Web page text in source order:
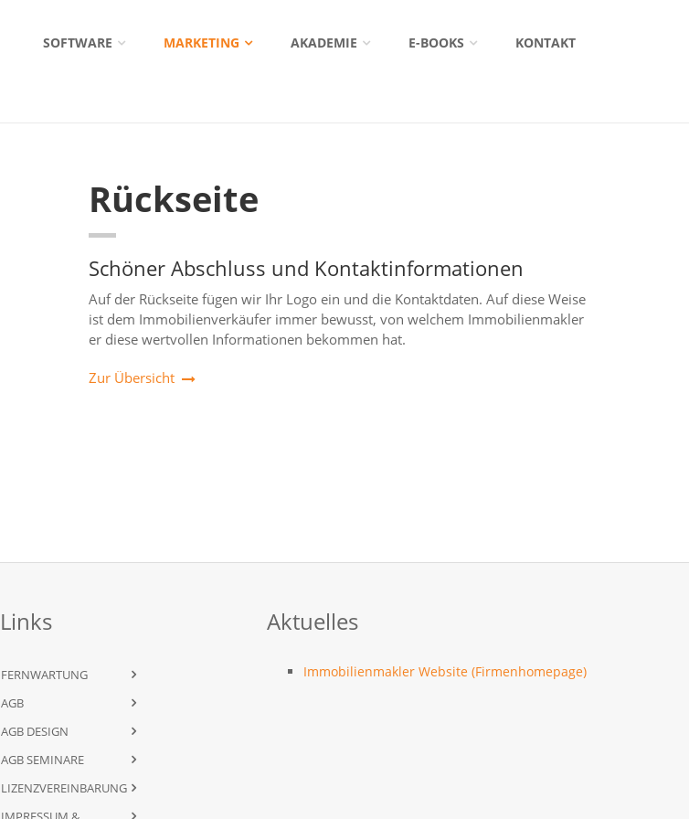
SOFTWARE MARKETING AKADEMIE E-BOOKS KONTAKT
Rückseite
Schöner Abschluss und Kontaktinformationen
Auf der Rückseite fügen wir Ihr Logo ein und die Kontaktdaten. Auf diese Weise
ist dem Immobilienverkäufer immer bewusst, von welchem Immobilienmakler
er diese wertvollen Informationen bekommen hat.
Zur Übersicht
Links
FERNWARTUNG
AGB
AGB DESIGN
AGB SEMINARE
LIZENZVEREINBARUNG
Aktuelles
Immobilienmakler Website (Firmenhomepage)